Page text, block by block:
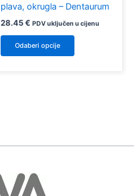
plava, okrugla – Dentaurum
28.45€ PDV uključen u cijenu
Odaberi opcije
Ovaj
proizvod